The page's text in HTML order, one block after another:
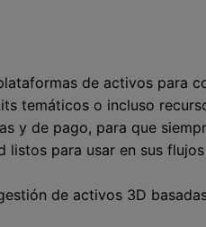
de activos para
temáticos o incluso
y de pago, para que
para usar en sus
de activos 3D